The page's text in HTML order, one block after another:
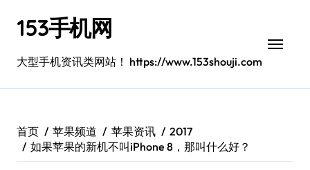
153手机网
大型手机资讯类网站！ https://www.153shouji.com
首页 苹果频道 苹果资讯
2017
如果苹果的新机不叫iPhone 8，那叫什么好？